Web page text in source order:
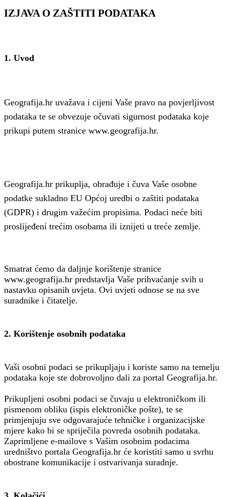
IZJAVA O ZAŠTITI PODATAKA
1. Uvod
Geografija.hr uvažava i cijeni Vaše pravo na povjerljivost
podataka te se obvezuje očuvati sigurnost podataka koje
prikupi putem stranice www.geografija.hr.
Geografija.hr prikuplja, obrađuje i čuva Vaše osobne
podatke sukladno EU Općoj uredbi o zaštiti podataka
(GDPR) i drugim važećim propisima. Podaci neće biti
proslijeđeni trećim osobama ili iznijeti u treće zemlje.
Smatrat ćemo da daljnje korištenje stranice
www.geografija.hr predstavlja Vaše prihvaćanje svih u
nastavku opisanih uvjeta. Ovi uvjeti odnose se na sve
suradnike i čitatelje.
2. Korištenje osobnih podataka
Vaši osobni podaci se prikupljaju i koriste samo na temelju
podataka koje ste dobrovoljno dali za portal Geografija.hr.
Prikupljeni osobni podaci se čuvaju u elektroničkom ili
pismenom obliku (ispis elektroničke pošte), te se
primjenjuju sve odgovarajuće tehničke i organizacijske
mjere kako bi se spriječila povreda osobnih podataka.
Zaprimljene e-mailove s Vašim osobnim podacima
uredništvo portala Geografija.hr će koristiti samo u svrhu
obostrane komunikacije i ostvarivanja suradnje.